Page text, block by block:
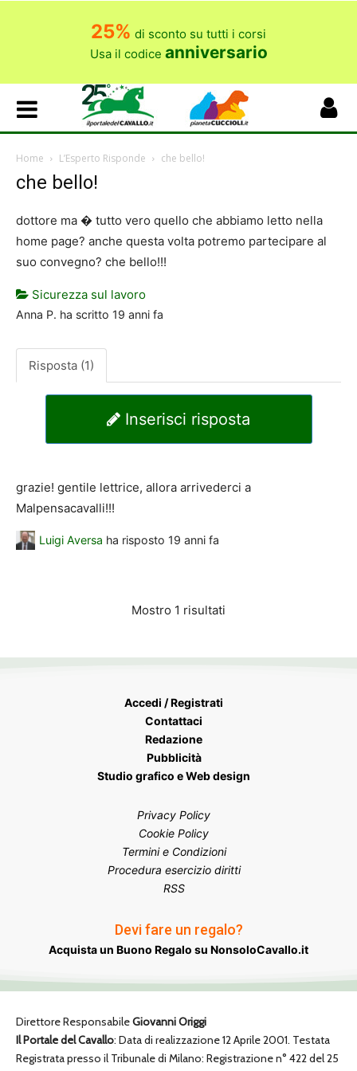
25% di sconto su tutti i corsi
Usa il codice anniversario
Home L’Esperto Risponde che bello!
che bello!
dottore ma � tutto vero quello che abbiamo letto nella
home page? anche questa volta potremo partecipare al
suo convegno? che bello!!!
Sicurezza sul lavoro
Anna P. ha scritto 19 anni fa
Risposta (1)
Inserisci risposta
grazie! gentile lettrice, allora arrivederci a
Malpensacavalli!!!
Luigi Aversa ha risposto 19 anni fa
Mostro 1 risultati
Accedi / Registrati
Contattaci
Redazione
Pubblicità
Studio grafico e Web design
Privacy Policy
Cookie Policy
Termini e Condizioni
Procedura esercizio diritti
RSS
Devi fare un regalo?
Acquista un Buono Regalo su NonsoloCavallo.it
Direttore ResponsabileGiovanni Origgi
Il Portale del Cavallo: Data di realizzazione 12 Aprile 2001. Testata
Registrata presso il Tribunale di Milano: Registrazione n° 422 del 25